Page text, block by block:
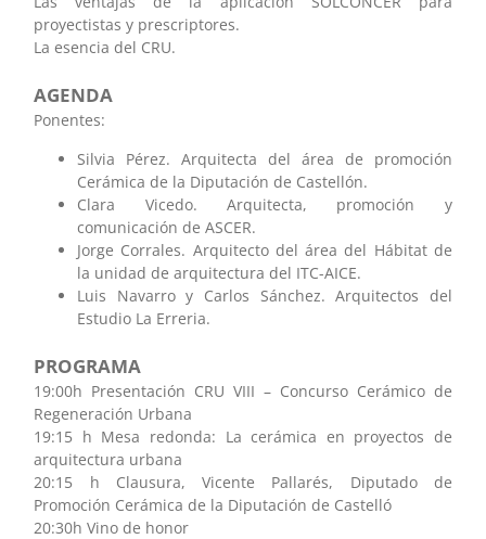
proyectistas y prescriptores.
La esencia del CRU.
AGENDA
Ponentes:
Silvia Pérez. Arquitecta del área de promoción
Cerámica de la Diputación de Castellón.
Clara Vicedo. Arquitecta, promoción y
comunicación de ASCER.
Jorge Corrales. Arquitecto del área del Hábitat de
la unidad de arquitectura del ITC-AICE.
Luis Navarro y Carlos Sánchez. Arquitectos del
Estudio La Erreria.
PROGRAMA
19:00h Presentación CRU VIII – Concurso Cerámico de
Regeneración Urbana
19:15 h Mesa redonda: La cerámica en proyectos de
arquitectura urbana
20:15 h Clausura, Vicente Pallarés, Diputado de
Promoción Cerámica de la Diputación de Castelló
20:30h Vino de honor